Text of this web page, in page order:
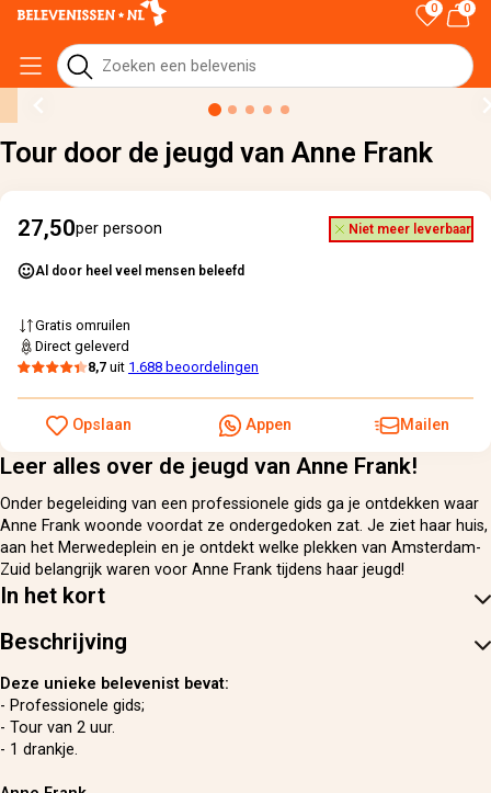
0 0
› Tour door de jeugd van Anne Frank
Tour door de jeugd van Anne Frank
Leer alles over de jeugd van Anne Frank!
Onder begeleiding van een professionele gids ga je ontdekken waar
Anne Frank woonde voordat ze ondergedoken zat. Je ziet haar huis,
aan het Merwedeplein en je ontdekt welke plekken van Amsterdam-
Zuid belangrijk waren voor Anne Frank tijdens haar jeugd!
In het kort
Beschrijving
Deze unieke belevenist bevat:
- Professionele gids;
- Tour van 2 uur.
- 1 drankje.
27,50per persoon Niet meer leverbaar
Al door heel veel mensen beleefd
Gratis omruilen
Direct geleverd
8,7 uit 1.688 beoordelingen
Opslaan Appen Mailen